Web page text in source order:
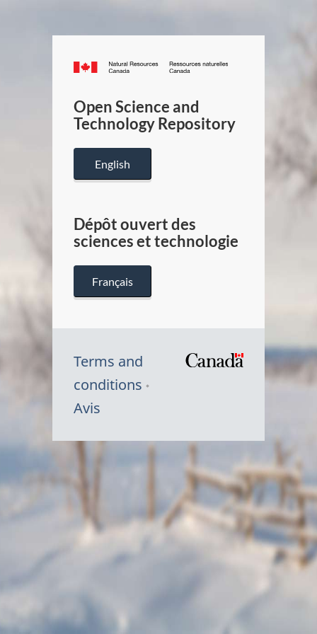
Canada.ca
/
Canada
Open Science and
Technology Repository
English
Dépôt ouvert des
sciences et technologie
Français
Terms and
conditions
Avis
Symbole
Canada